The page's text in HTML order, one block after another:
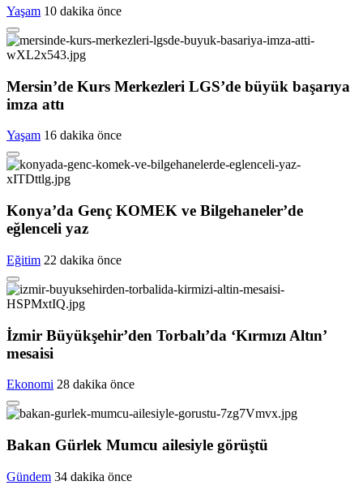
Yaşam 10 dakika önce
Mersin’de Kurs Merkezleri LGS’de büyük başarıya
imza attı
Yaşam 16 dakika önce
Konya’da Genç KOMEK ve Bilgehaneler’de
eğlenceli yaz
Eğitim 22 dakika önce
İzmir Büyükşehir’den Torbalı’da ‘Kırmızı Altın’
mesaisi
Ekonomi 28 dakika önce
Bakan Gürlek Mumcu ailesiyle görüştü
Gündem 34 dakika önce